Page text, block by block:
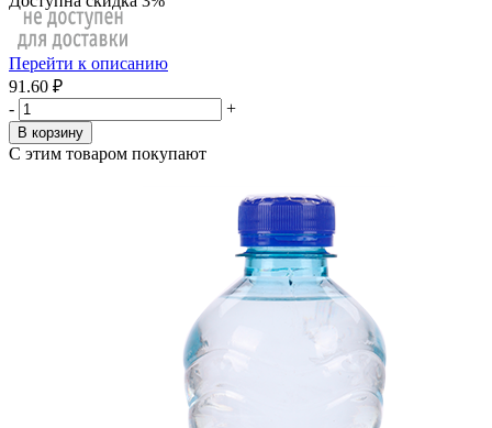
Перейти к описанию
91.60 ₽
-
+
В корзину
С этим товаром покупают